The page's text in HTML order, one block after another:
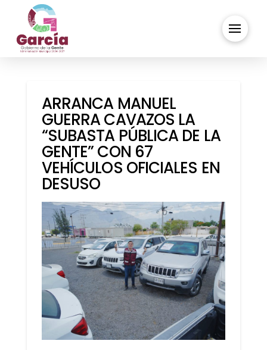
ARRANCA MANUEL
GUERRA CAVAZOS LA
“SUBASTA PÚBLICA DE LA
GENTE” CON 67
VEHÍCULOS OFICIALES EN
DESUSO